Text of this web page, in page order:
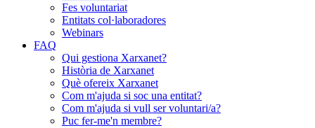
Fes voluntariat
Entitats col·laboradores
Webinars
FAQ
Qui gestiona Xarxanet?
Història de Xarxanet
Què ofereix Xarxanet
Com m'ajuda si soc una entitat?
Com m'ajuda si vull ser voluntari/a?
Puc fer-me'n membre?